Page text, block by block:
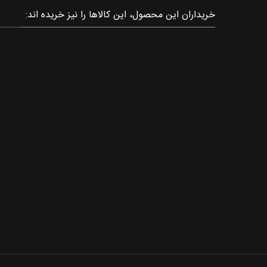
خریداران این محصول، این کالاها را نیز خریده اند: